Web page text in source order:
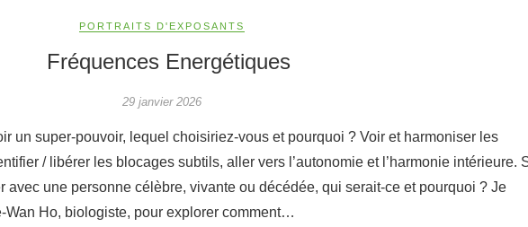
PORTRAITS D'EXPOSANTS
Fréquences Energétiques
29 janvier 2026
/ libérer les blocages subtils, aller vers l’autonomie et l’harmonie intérieure.
avec une personne célèbre, vivante ou décédée, qui serait-ce et pourquoi ? Je
Wan Ho, biologiste, pour explorer comment…